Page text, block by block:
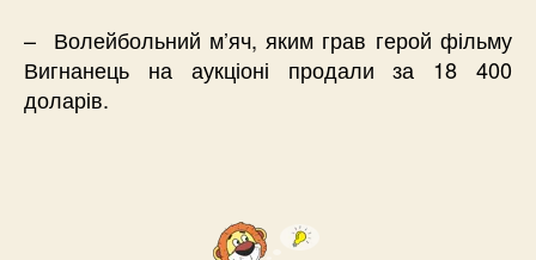
– Волейбольний м’яч, яким грав герой фільму
Вигнанець на аукціоні продали за 18 400
доларів.